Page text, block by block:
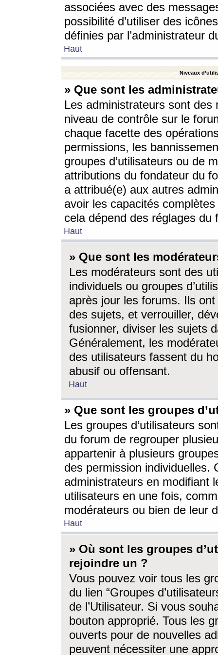
associées avec des
possibilité d’utiliser des
définies par l’administrateur
Haut
Niveaux
» Que sont les
Les administrateurs sont
niveau de contrôle sur le
chaque facette des
permissions, les
groupes d’utilisateurs ou de
attributions du fondateur du
a attribué(e) aux autres
avoir les capacités
cela dépend des réglages du
Haut
» Que sont les
Les modérateurs sont des
individuels ou groupes
après jour les forums. Ils ont
des sujets, et verrouiller,
fusionner, diviser les sujets
Généralement, les
des utilisateurs fassent du
abusif ou offensant.
Haut
» Que sont les groupes
Les groupes d’utilisateurs
du forum de regrouper
appartenir à plusieurs
des permission individuelles.
administrateurs en modifiant
utilisateurs en une fois,
modérateurs ou bien de leur
Haut
» Où sont les groupes
rejoindre un ?
Vous pouvez voir tous les
du lien “Groupes
de l’Utilisateur. Si vous
bouton approprié. Tous les
ouverts pour de nouvelles
peuvent nécessiter une